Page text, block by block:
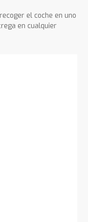
el coche en uno
en cualquier